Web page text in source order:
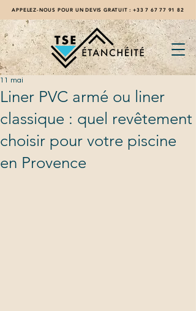
APPELEZ-NOUS POUR UN DEVIS GRATUIT : +33 7 67 77 91 82
Liner PVC armé ou liner
classique : quel revêtement
choisir pour votre piscine
en Provence
11 mai